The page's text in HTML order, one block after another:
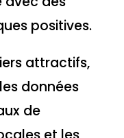
positives.
attractifs,
données
de